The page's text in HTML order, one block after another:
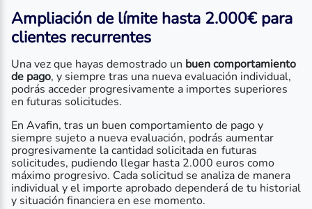
Ampliación de límite hasta 2.000€ para
clientes recurrentes
Una vez que hayas demostrado un buen comportamiento
de pago, y siempre tras una nueva evaluación individual,
podrás acceder progresivamente a importes superiores
en futuras solicitudes.
En Avafin, tras un buen comportamiento de pago y
siempre sujeto a nueva evaluación, podrás aumentar
progresivamente la cantidad solicitada en futuras
solicitudes, pudiendo llegar hasta 2.000 euros como
máximo progresivo. Cada solicitud se analiza de manera
individual y el importe aprobado dependerá de tu historial
y situación financiera en ese momento.